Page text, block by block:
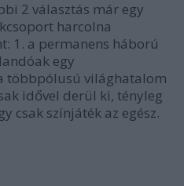
2 választás már egy
harcolna
1. a permanens háború
egy
többpólusú világhatalom
idővel derül ki, tényleg
csak színjáték az egész.